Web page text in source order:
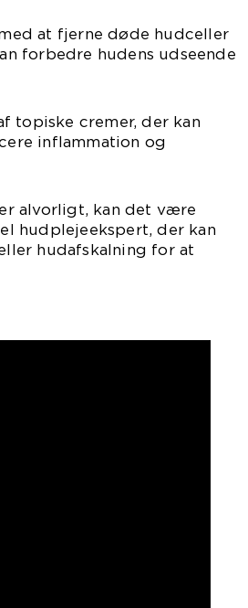
at fjerne døde hudceller
forbedre hudens udseende
topiske cremer, der kan
inflammation og
alvorligt, kan det være
hudplejeekspert, der kan
hudafskalning for at